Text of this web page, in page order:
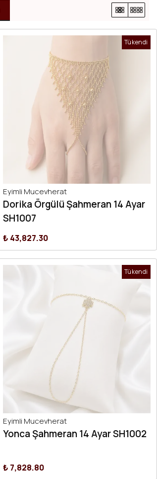
Tükendi
Eyimli Mucevherat
Dorika Örgülü Şahmeran 14 Ayar
SH1007
₺ 43,827.30
Tükendi
Eyimli Mucevherat
Yonca Şahmeran 14 Ayar SH1002
₺ 7,828.80